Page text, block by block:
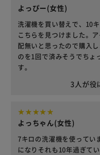
よっぴー(女性)
洗濯機を買い替えで、10
こちらを見つけました。
配無いと思ったので購入
のを1回で済みそうでちょ
す。
3 人が役
よっちゃん(女性)
7キロの洗濯機を使ってい
になりそれも10年過ぎて